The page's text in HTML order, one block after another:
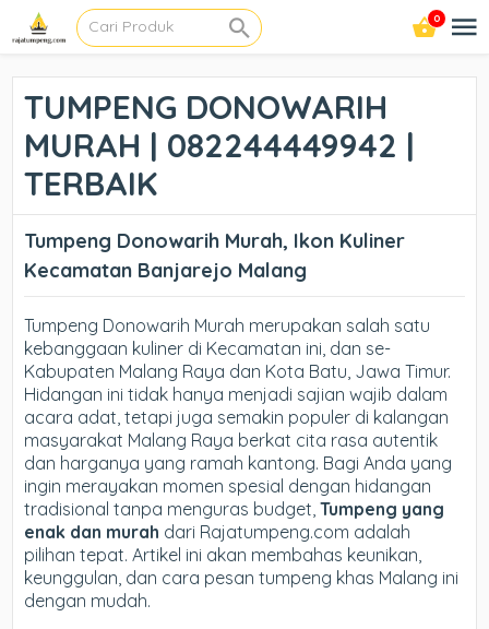
0
TUMPENG DONOWARIH
MURAH | 082244449942 |
TERBAIK
Tumpeng Donowarih Murah, Ikon Kuliner
Kecamatan Banjarejo Malang
Tumpeng Donowarih Murah merupakan salah satu
kebanggaan kuliner di Kecamatan ini, dan se-
Kabupaten Malang Raya dan Kota Batu, Jawa Timur.
Hidangan ini tidak hanya menjadi sajian wajib dalam
acara adat, tetapi juga semakin populer di kalangan
masyarakat Malang Raya berkat cita rasa autentik
dan harganya yang ramah kantong. Bagi Anda yang
ingin merayakan momen spesial dengan hidangan
tradisional tanpa menguras budget,Tumpeng yang
enak dan murah dari Rajatumpeng.com adalah
pilihan tepat. Artikel ini akan membahas keunikan,
keunggulan, dan cara pesan tumpeng khas Malang ini
dengan mudah.